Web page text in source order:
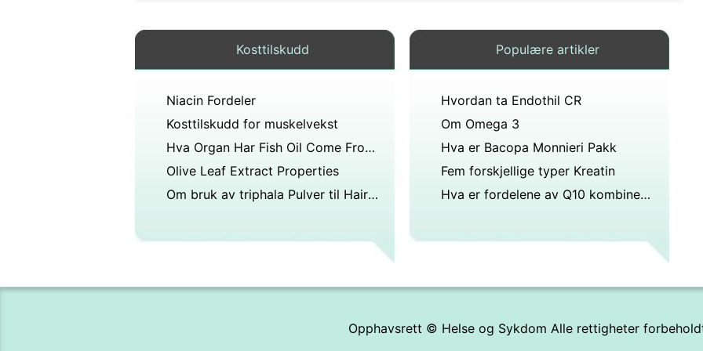
Kosttilskudd
Niacin Fordeler
Kosttilskudd for muskelvekst
Hva Organ Har Fish Oil Come From ?
Olive Leaf Extract Properties
Om bruk av triphala Pulver til Hair Care
Populære artikler
Hvordan ta Endothil CR
Om Omega 3
Hva er Bacopa Monnieri Pakk
Fem forskjellige typer Kreatin
Hva er fordelene av Q10 kombinert med vitamin E
Opphavsrett © Helse og Sykdom Alle rettigheter